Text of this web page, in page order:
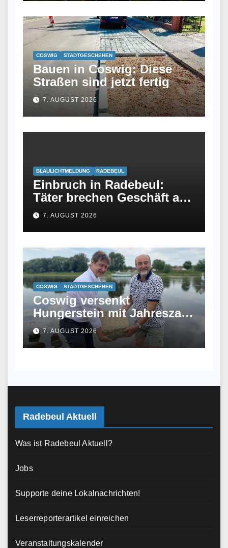
Winzerin
COSWIG STADTGESCHEHEN
Bauen in Coswig: Diese
Straßen sind jetzt fertig
7. AUGUST 2026
BLAULICHTMELDUNG RADEBEUL
Einbruch in Radebeul:
Täter brechen Geschäft an
Meißner Straße auf
7. AUGUST 2026
COSWIG STADTGESCHEHEN
Coswig versenkt
Hungerstein mit Jahreszahl
2026 in der Elbe
7. AUGUST 2026
Radebeul Aktuell
Was ist Radebeul Aktuell?
Jobs
Supporte deine Lokalnachrichten!
Leserreporterartikel einreichen
Veranstaltungskalender